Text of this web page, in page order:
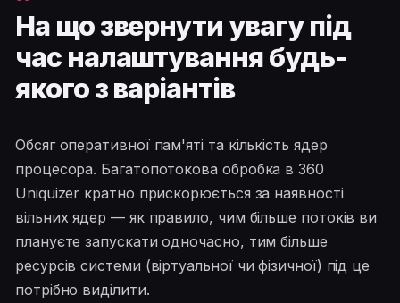
На що звернути увагу під
час налаштування будь-
якого з варіантів
Обсяг оперативної пам'яті та кількість ядер
процесора. Багатопотокова обробка в 360
Uniquizer кратно прискорюється за наявності
вільних ядер — як правило, чим більше потоків ви
плануєте запускати одночасно, тим більше
ресурсів системи (віртуальної чи фізичної) під це
потрібно виділити.